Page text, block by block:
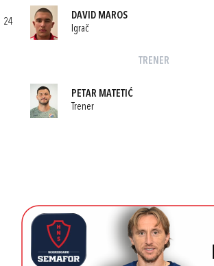
24
DAVID MAROS
Igrač
TRENER
PETAR MATETIĆ
Trener